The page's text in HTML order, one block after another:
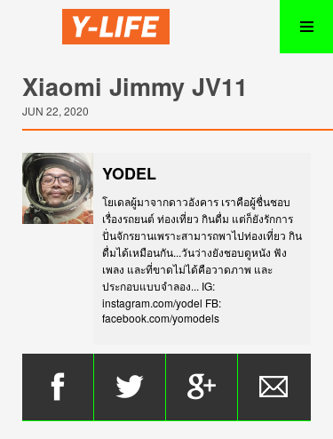
Xiaomi Jimmy JV11
JUN 22, 2020
YODEL
โยเดลผู้มาจากดาวอังคาร เราคือผู้ชื่นชอบ
เรื่องรถยนต์ ท่องเที่ยว กินดื่ม แต่ก็ยังรักการ
ปั่นจักรยานเพราะสามารถพาไปท่องเที่ยว กิน
ดื่มได้เหมือนกัน...วันว่างยังชอบดูหนัง ฟัง
เพลง และที่ขาดไม่ได้คือวาดภาพ และ
ประกอบแบบจำลอง... IG:
instagram.com/yodel FB:
facebook.com/yomodels